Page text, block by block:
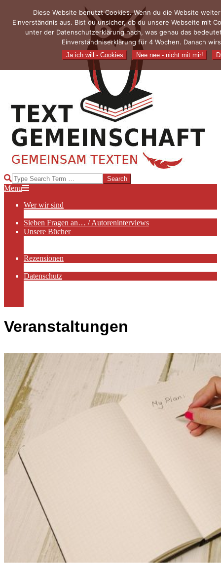
content
TEXTGEMEINSCHAFT
Search
Primary
Menu
Menu
Wer wir sind
Sieben Fragen an… / Autoreninterviews
Unsere Bücher
Rezensionen
Datenschutz
Veranstaltungen
Diese Website benutzt Cookies. Wenn du die Website
Einverständnis aus. Bist du unsicher, ob du unsere Webseite mit
unter der Datenschutzerklärung nach, was genau das
Einverständniserklärung für 4 Wochen. Danach
Ja ich will - Cookies Nee nee - nicht mit mir!